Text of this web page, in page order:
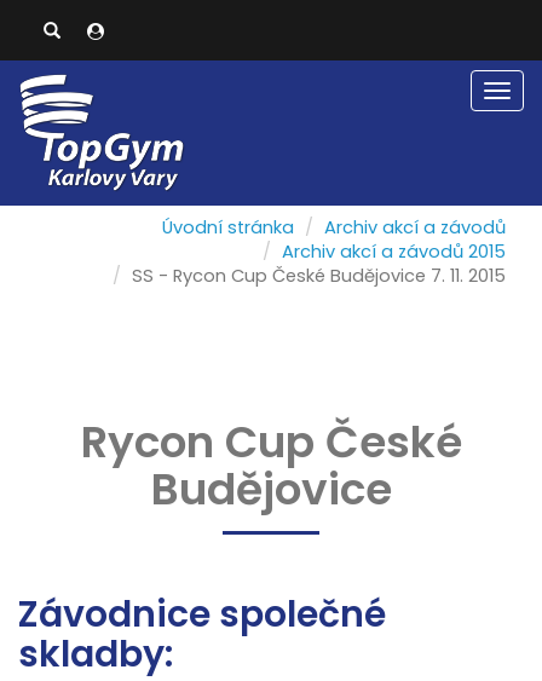
Úvodní stránka
Archiv akcí a závodů
Archiv akcí a závodů 2015
SS - Rycon Cup České Budějovice 7. 11. 2015
Rycon Cup České
Budějovice
Závodnice společné
skladby: